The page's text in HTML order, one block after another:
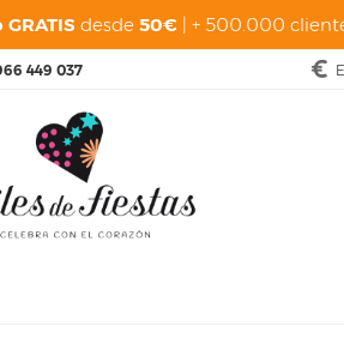
GRATIS desde 50€ | + 500.000
449 037